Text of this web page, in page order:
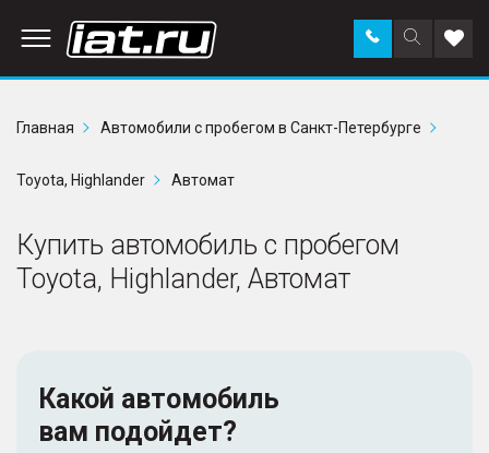
Поиск
по
Заказать
звонок в
Главная
Автомобили с пробегом в Санкт-Петербурге
Toyota, Highlander Автомат
Купить автомобиль с пробегом
Toyota, Highlander, Автомат
Какой автомобиль
вам подойдет?